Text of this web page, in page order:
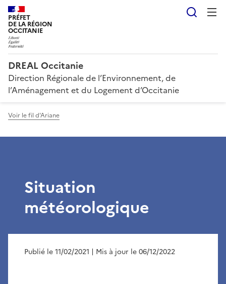
PRÉFET
DE LA RÉGION
OCCITANIE
DREAL Occitanie
Direction Régionale de l’Environnement, de
l’Aménagement et du Logement d’Occitanie
Voir le fil d'Ariane
Situation
météorologique
Publié le 11/02/2021 | Mis à jour le 06/12/2022